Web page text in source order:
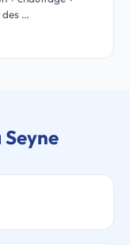
des …